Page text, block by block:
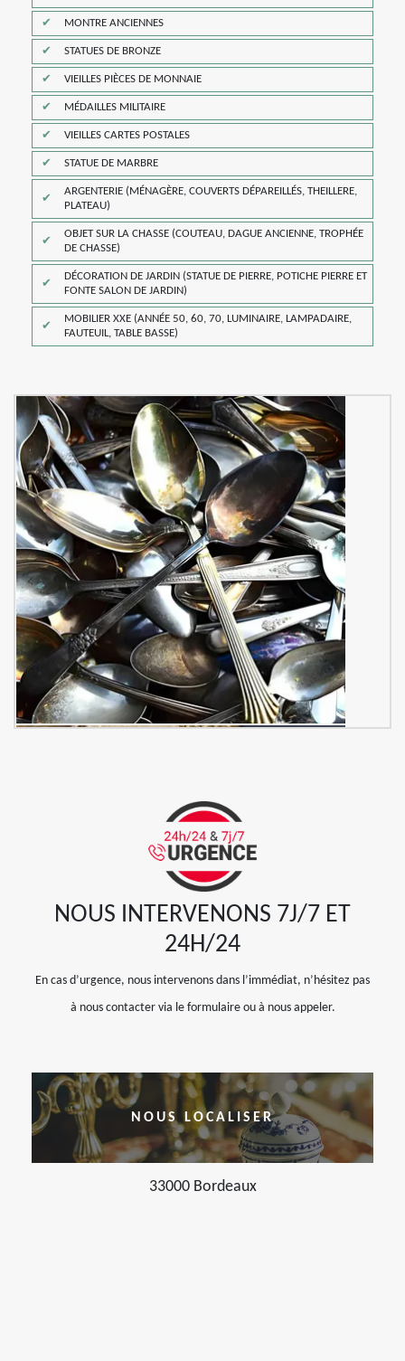
MONTRE ANCIENNES
STATUES DE BRONZE
VIEILLES PIÈCES DE MONNAIE
MÉDAILLES MILITAIRE
VIEILLES CARTES POSTALES
STATUE DE MARBRE
ARGENTERIE (MÉNAGÈRE, COUVERTS DÉPAREILLÉS, THEILLERE,
PLATEAU)
OBJET SUR LA CHASSE (COUTEAU, DAGUE ANCIENNE, TROPHÉE
DE CHASSE)
DÉCORATION DE JARDIN (STATUE DE PIERRE, POTICHE PIERRE ET
FONTE SALON DE JARDIN)
MOBILIER XXE (ANNÉE 50, 60, 70, LUMINAIRE, LAMPADAIRE,
FAUTEUIL, TABLE BASSE)
NOUS INTERVENONS 7J/7 ET
24H/24
En cas d’urgence, nous intervenons dans l’immédiat, n’hésitez pas
à nous contacter via le formulaire ou à nous appeler.
NOUS LOCALISER
33000 Bordeaux